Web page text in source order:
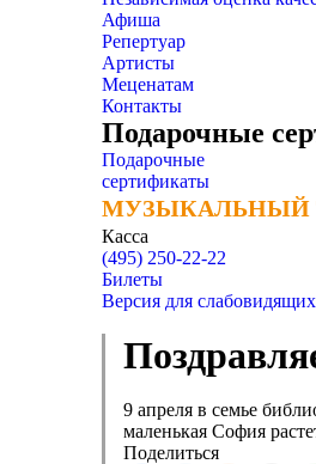
Афиша
Репертуар
Артисты
Меценатам
Контакты
Подарочные
Подарочные
сертификаты
МУЗЫКАЛЬНЫЙ
МУЗЫКАЛЬНЫЙ
Касса
(495) 250-22-22
Билеты
Версия для слабовидящих
9 апреля в семье
маленькая София
Поделиться